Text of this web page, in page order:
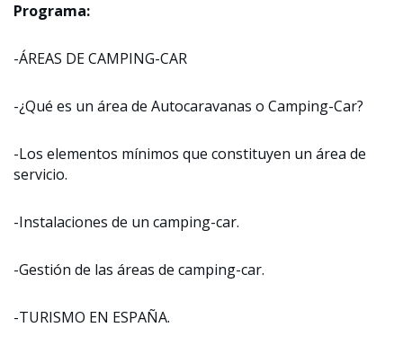
Programa:
-ÁREAS DE CAMPING-CAR
-¿Qué es un área de Autocaravanas o Camping-Car?
-Los elementos mínimos que constituyen un área de
servicio.
-Instalaciones de un camping-car.
-Gestión de las áreas de camping-car.
-TURISMO EN ESPAÑA.